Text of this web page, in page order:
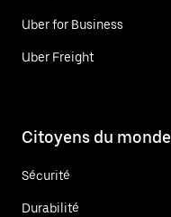
Uber for Business
Uber Freight
Citoyens du monde
Sécurité
Durabilité